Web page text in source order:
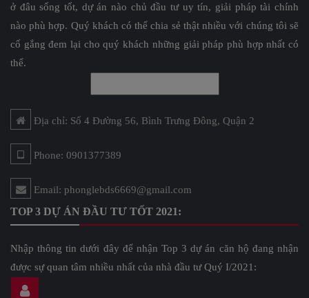
ở đâu sống tốt, dự án nào chủ đầu tư uy tín, giải pháp tài chính
nào phù hợp. Quý khách có thể chia sẻ thật nhiều với chúng tôi sẽ
cố gắng đem lại cho quý khách những giải pháp phù hợp nhất có
thể.
Địa chỉ: Số 4 Đường 56, Bình Trưng Đông, Quận 2
Phone: 0901377389
Email: phonglebds6669@gmail.com
TOP 3 DỰ ÁN ĐẦU TƯ TỐT 2021:
Nhập thông tin dưới đây để nhận Top 3 dự án căn hộ đang nhận
được sự quan tâm nhiều nhất của nhà đầu tư Quý I/2021: